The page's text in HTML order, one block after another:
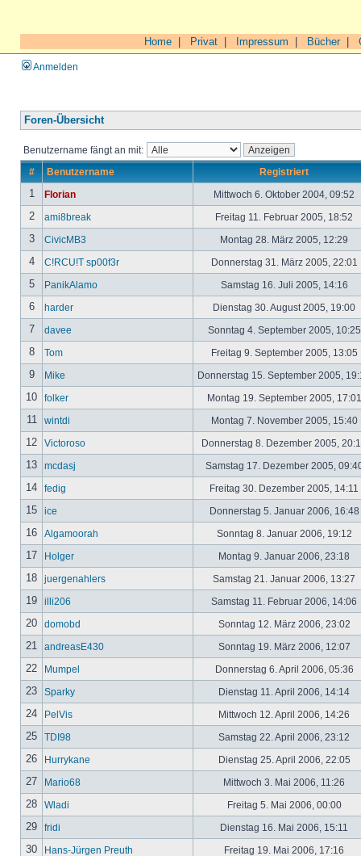
Home Privat Impressum Bücher|
Anmelden
Foren-Übersicht
Benutzername fängt an mit:
# Benutzername Registriert
1 Florian Mittwoch 6. Oktober 2004, 09:52
2 ami8break Freitag 11. Februar 2005, 18:52
3 CivicMB3 Montag 28. März 2005, 12:29
4 C!RCU!T sp00f3r Donnerstag 31. März 2005, 22:01
5 PanikAlamo Samstag 16. Juli 2005, 14:16
6 harder Dienstag 30. August 2005, 19:00
7 davee Sonntag 4. September 2005,
8 Tom Freitag 9. September 2005, 13:05
9 Mike Donnerstag 15. September 2005,
10 folker Montag 19. September 2005,
11 wintdi Montag 7. November 2005, 15:40
12 Victoroso Donnerstag 8. Dezember 2005,
13 mcdasj Samstag 17. Dezember 2005,
14 fedig Freitag 30. Dezember 2005, 14:11
15 ice Donnerstag 5. Januar 2006, 16:48
16 Algamoorah Sonntag 8. Januar 2006, 19:12
17 Holger Montag 9. Januar 2006, 23:18
18 juergenahlers Samstag 21. Januar 2006, 13:27
19 illi206 Samstag 11. Februar 2006, 14:06
20 domobd Sonntag 12. März 2006, 23:02
21 andreasE430 Sonntag 19. März 2006, 12:07
22 Mumpel Donnerstag 6. April 2006, 05:36
23 Sparky Dienstag 11. April 2006, 14:14
24 PelVis Mittwoch 12. April 2006, 14:26
25 TDI98 Samstag 22. April 2006, 23:12
26 Hurrykane Dienstag 25. April 2006, 22:05
27 Mario68 Mittwoch 3. Mai 2006, 11:26
28 Wladi Freitag 5. Mai 2006, 00:00
29 fridi Dienstag 16. Mai 2006, 15:11
30 Hans-Jürgen Preuth Freitag 19. Mai 2006, 17:16